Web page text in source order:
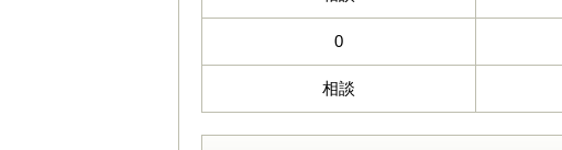
0
相談